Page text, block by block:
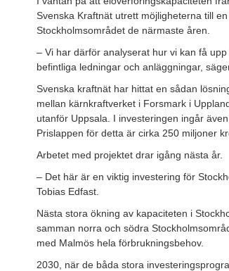
Svenska Kraftnät utrett möjligheterna till
Stockholmsområdet de närmaste åren.
– Vi har därför analyserat hur vi kan få
befintliga ledningar och anläggningar,
Svenska kraftnät har hittat en sådan
mellan kärnkraftverket i Forsmark i
utanför Uppsala. I investeringen ingår
Prislappen för detta är cirka 250 miljoner
Arbetet med projektet drar igång nästa år.
– Det här är en viktig investering för
Tobias Edfast.
Nästa stora ökning av kapaciteten i
samman norra och södra
med Malmös hela förbrukningsbehov.
2030, när de båda stora